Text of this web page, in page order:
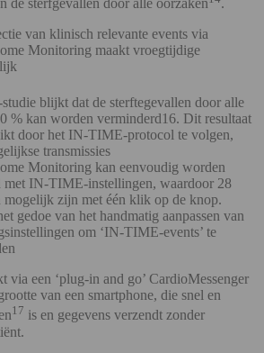
de sterfgevallen door alle oorzaken
.
van klinisch relevante events via
Monitoring maakt vroegtijdige
blijkt dat de sterftegevallen door alle
% kan worden verminderd16. Dit resultaat
door het IN-TIME-protocol te volgen,
transmissies
Monitoring kan eenvoudig worden
met IN-TIME-instellingen, waardoor 28
mogelijk zijn met één klik op de knop.
gedoe van het handmatig aanpassen van
om ‘IN-TIME-events’ te
een ‘plug-in and go’ CardioMessenger
van een smartphone, die snel en
17 is en gegevens verzendt zonder